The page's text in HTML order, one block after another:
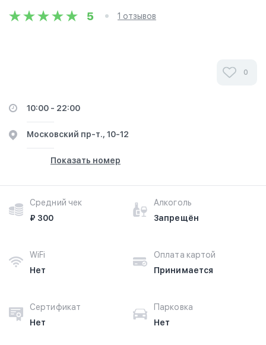
5 1 отзывов
0
10:00 - 22:00
Московский пр-т., 10-12
Показать номер
Средний чек
₽ 300
Алкоголь
Запрещён
WiFi
Нет
Оплата картой
Принимается
Сертификат
Нет
Парковка
Нет